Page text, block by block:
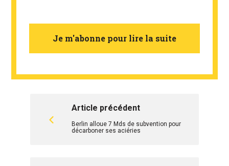
Je m'abonne pour lire la suite
Article précédent
Berlin alloue 7 Mds de subvention pour
décarboner ses aciéries